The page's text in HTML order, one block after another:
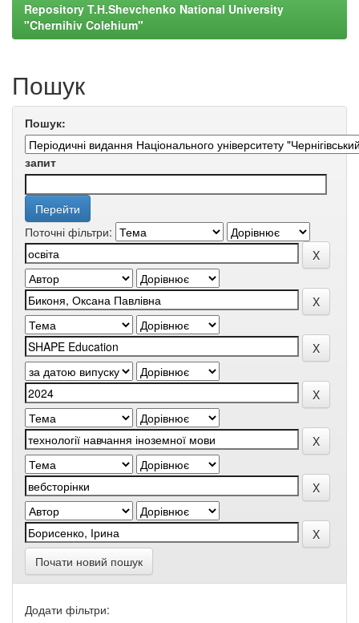
Repository T.H.Shevchenko National University
"Chernihiv Colehium"
Пошук
Пошук:
запит
Поточні фільтри:
Почати новий пошук
Додати фільтри: